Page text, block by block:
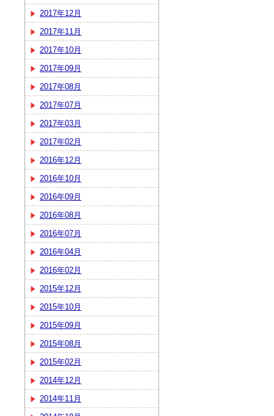
2017年12月
2017年11月
2017年10月
2017年09月
2017年08月
2017年07月
2017年03月
2017年02月
2016年12月
2016年10月
2016年09月
2016年08月
2016年07月
2016年04月
2016年02月
2015年12月
2015年10月
2015年09月
2015年08月
2015年02月
2014年12月
2014年11月